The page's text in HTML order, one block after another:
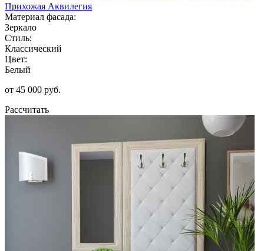
Прихожая Аквилегия
Материал фасада:
Зеркало
Стиль:
Классический
Цвет:
Белый
от 45 000 руб.
Рассчитать